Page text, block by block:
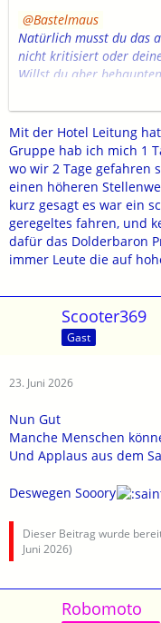
Bastelmaus
Natürlich musst du das
nicht kritisiert oder
Willst du aber
Ich war erstaunt, das
schwelgende Wölk-
Dolderbaron hatte
Tourguide. Viele waren
Überholverhalten nicht
Soweit ich weiß, warst
konform.
Oskartmax, ist wenig
geschilderter Eindruck.
Das war also nur mein
nicht gemeckert
Ich habe die Zeit und
Mit der Hotel Leitung
Gruppe hab ich mich 1
wo wir 2 Tage gefahren
einen höheren
kurz gesagt es war ein
geregeltes fahren, und
dafür das Dolderbaron
immer Leute die auf
Scooter369
Gast
23. Juni 2026
Nun Gut
Manche Menschen
Und Applaus aus dem
Deswegen Sooory
Dieser Beitrag wurde
Juni 2026)
Robomoto